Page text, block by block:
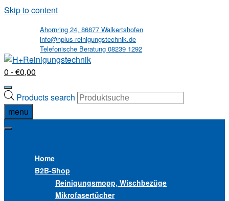
Skip to content
Ahornring 24, 86877 Walkertshofen
info@hplus-reinigungstechnik.de
Telefonische Beratung 08239 1292
0 - €0,00
Products search
menu
Home
B2B-Shop
Reinigungsmopp, Wischbezüge
Mikrofasertücher